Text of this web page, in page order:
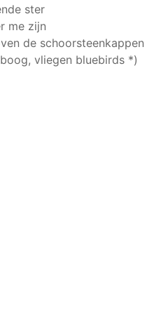
ster
me zijn
de schoorsteenkappen
vliegen bluebirds *)